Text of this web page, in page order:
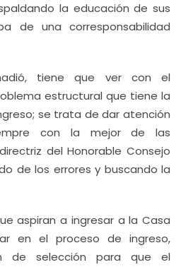
la educación de sus
de una corresponsabilidad
tiene que ver con el
estructural que tiene la
se trata de dar atención
con la mejor de las
del Honorable Consejo
de los errores y buscando la
aspiran a ingresar a la Casa
en el proceso de ingreso,
de selección para que el